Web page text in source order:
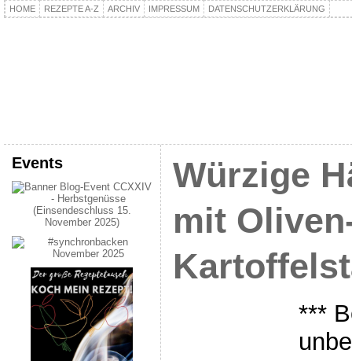
HOME REZEPTE A-Z ARCHIV IMPRESSUM DATENSCHUTZERKLÄRUNG
Events
Würzige
mit
***